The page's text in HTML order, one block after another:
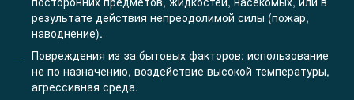
результате действия непреодолимой силы (пожар,
наводнение).
Повреждения из-за бытовых факторов: использование
не по назначению, воздействие высокой температуры,
агрессивная среда.